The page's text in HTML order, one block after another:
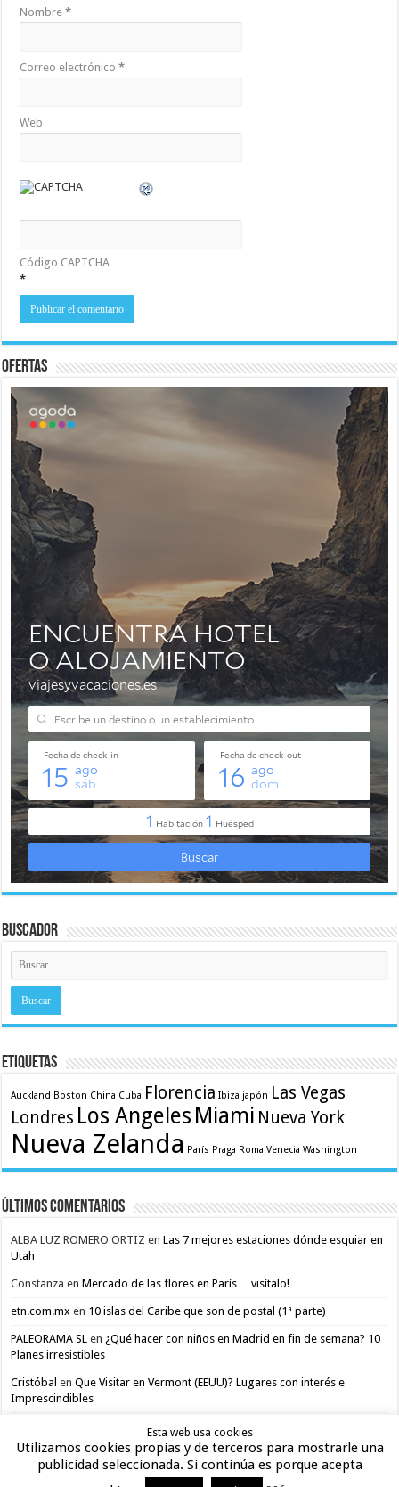
Nombre*
Correo electrónico*
Web
Código CAPTCHA
*
Ofertas
Buscador
Etiquetas
Auckland Boston China Cuba Florencia Ibiza japón Las Vegas
Londres Los Angeles Miami Nueva York
Nueva Zelanda París Praga Roma Venecia Washington
Últimos comentarios
ALBA LUZ ROMERO ORTIZ enLas 7 mejores estaciones dónde esquiar en
Utah
Constanza enMercado de las flores en París… visítalo!
etn.com.mx en 10 islas del Caribe que son de postal (1ª parte)
PALEORAMA SL en ¿Qué hacer con niños en Madrid en fin de semana? 10
Planes irresistibles
Cristóbal enQue Visitar en Vermont (EEUU)? Lugares con interés e
Imprescindibles
Esta web usa cookies
Utilizamos cookies propias y de terceros para mostrarle una
publicidad seleccionada. Si continúa es porque acepta